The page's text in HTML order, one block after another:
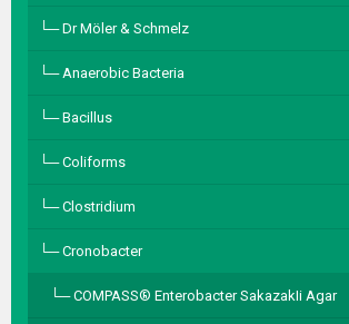
Dr Möler & Schmelz
Anaerobic Bacteria
Bacillus
Coliforms
Clostridium
Cronobacter
COMPASS® Enterobacter SakazakIi Agar